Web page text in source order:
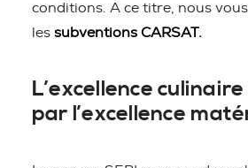
conditions. A ce titre, nous
les subventions CARSAT.
L’excellence
par l’excellence